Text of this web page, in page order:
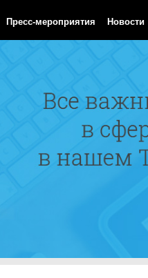
Пресс-мероприятия Новости